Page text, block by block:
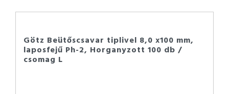
Götz Beütőscsavar tiplivel 8,0 x100 mm,
laposfejű Ph-2, Horganyzott 100 db /
csomag L